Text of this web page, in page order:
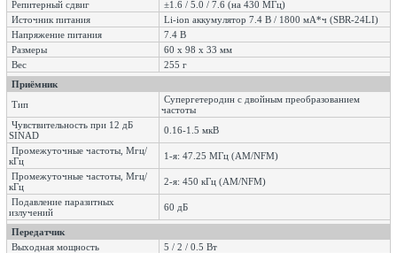
Репитерный сдвиг
±1.6 / 5.0 / 7.6 (на 430 МГц)
Источник питания
Li-ion аккумулятор 7.4 В / 1800 мА*ч (SBR-24LI)
Напряжение питания
7.4 В
Размеры
60 х 98 х 33 мм
Вес
255 г
Приёмник
Тип
Супергетеродин с двойным преобразованием
частоты
Чувствительность при 12 дБ
SINAD
0.16-1.5 мкВ
Промежуточные частоты, Мгц/
кГц
1-я: 47.25 МГц (AM/NFM)
Промежуточные частоты, Мгц/
кГц
2-я: 450 кГц (AM/NFM)
Подавление паразитных
излучений
60 дБ
Передатчик
Выходная мощность
5 / 2 / 0.5 Вт